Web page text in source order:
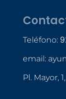
Teléfono:
email:
Pl. Mayor,